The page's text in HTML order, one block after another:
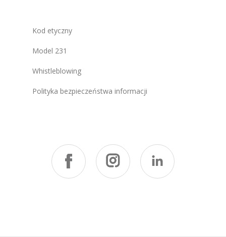
Kod etyczny
Model 231
Whistleblowing
Polityka bezpieczeństwa informacji